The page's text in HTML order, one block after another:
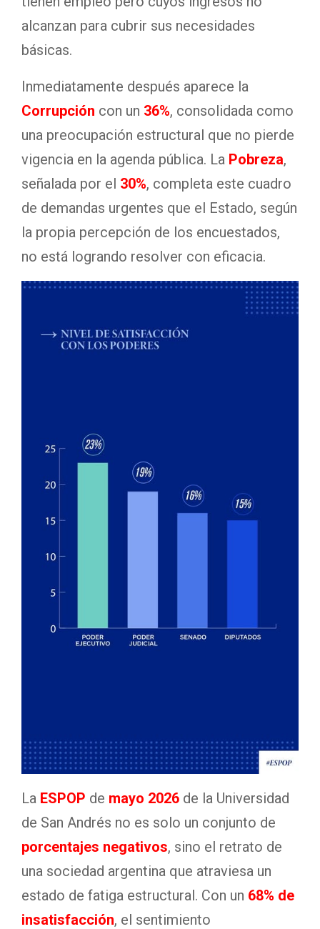
alcanzan para cubrir sus necesidades
básicas.
Inmediatamente después aparece la
Corrupción con un 36%, consolidada como
una preocupación estructural que no pierde
vigencia en la agenda pública. La Pobreza,
señalada por el 30%, completa este cuadro
de demandas urgentes que el Estado, según
la propia percepción de los encuestados,
no está logrando resolver con eficacia.
La ESPOP de mayo 2026 de la Universidad
de San Andrés no es solo un conjunto de
porcentajes negativos, sino el retrato de
una sociedad argentina que atraviesa un
estado de fatiga estructural. Con un 68% de
insatisfacción, el sentimiento